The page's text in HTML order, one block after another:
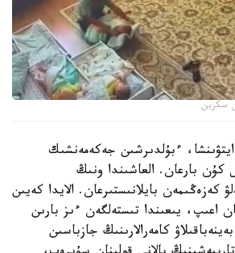
سكرين
ءبۇلدىرشىن جەكەمەنشىك
كۇن بارعان. العاشىندا ونىڭ
كەزەڭىمەن بايلانىستىرعان. الايدا كەيىن
اعىپ، يىعىندا تىستەلگەن ءىز بارىن
كامەرالارىنىڭ جازباسىن